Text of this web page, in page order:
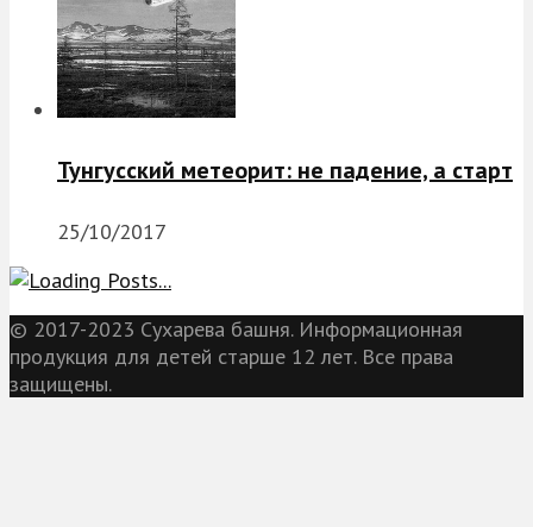
Тунгусский метеорит: не падение, а старт
25/10/2017
© 2017-2023 Сухарева башня. Информационная
продукция для детей старше 12 лет. Все права
защищены.